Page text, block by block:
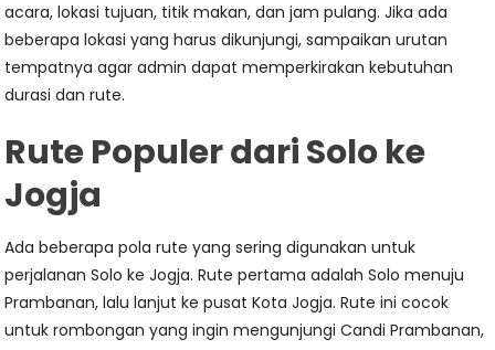
acara, lokasi tujuan, titik makan, dan jam pulang. Jika ada
beberapa lokasi yang harus dikunjungi, sampaikan urutan
tempatnya agar admin dapat memperkirakan kebutuhan
durasi dan rute.
Rute Populer dari Solo ke
Jogja
Ada beberapa pola rute yang sering digunakan untuk
perjalanan Solo ke Jogja. Rute pertama adalah Solo menuju
Prambanan, lalu lanjut ke pusat Kota Jogja. Rute ini cocok
untuk rombongan yang ingin mengunjungi Candi Prambanan,